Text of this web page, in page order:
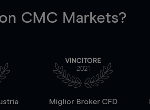
CMC Markets?
VINCITORE
2021
Miglior Broker CFD